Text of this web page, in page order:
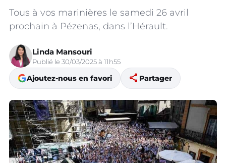
Tous à vos marinières le samedi 26 avril
prochain à Pézenas, dans l’Hérault.
Linda Mansouri
Publié le 30/03/2025 à 11h55
Ajoutez-nous en favori share Partager